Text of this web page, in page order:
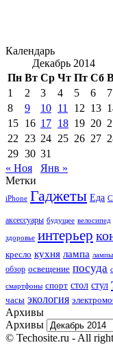
Календарь
Декабрь 2014
Пн Вт Ср Чт Пт Сб
1
2 3 4 5 6
7
8
9 10 11 12 13
15 16 17 18 19 20
22
23 24 25 26 27
29 30 31
« Ноя
Янв »
Метки
iPhone Гаджеты Еда
аксессуары будущее велосипед
здоровье интерьер
кресло кухня лампа лампы
обзор освещение посуда
смартфоны спорт стол стул
часы экология
Архивы
Архивы
© Techosite.ru - All